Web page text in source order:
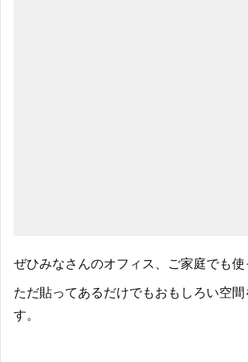
ぜひみなさんのオフィス、ご家庭でも使
ただ貼ってあるだけでもおもしろい空間
す。